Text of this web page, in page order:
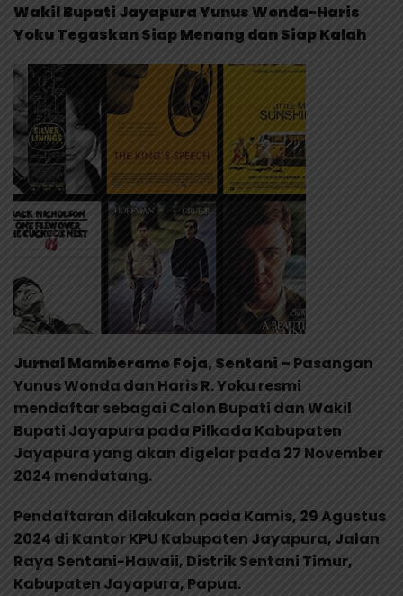
Wakil Bupati Jayapura Yunus Wonda-Haris
Yoku Tegaskan Siap Menang dan Siap Kalah
Jurnal Mamberamo Foja, Sentani – Pasangan
Yunus Wonda dan Haris R. Yoku resmi
mendaftar sebagai Calon Bupati dan Wakil
Bupati Jayapura pada Pilkada Kabupaten
Jayapura yang akan digelar pada 27 November
2024 mendatang.
Pendaftaran dilakukan pada Kamis, 29 Agustus
2024 di Kantor KPU Kabupaten Jayapura, Jalan
Raya Sentani-Hawaii, Distrik Sentani Timur,
Kabupaten Jayapura, Papua.